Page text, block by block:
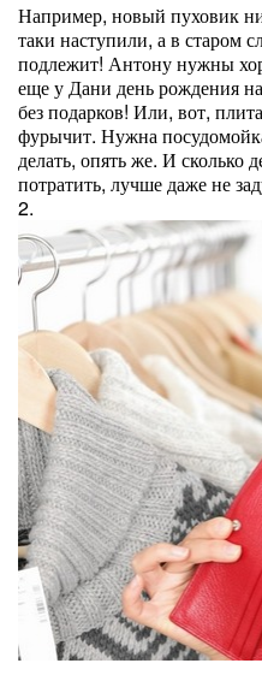
Например, новый пуховик
таки наступили, а в старом
подлежит! Антону нужны
еще у Дани день рождения
без подарков! Или, вот,
фурычит. Нужна
делать, опять же. И сколько
потратить, лучше даже не
2.